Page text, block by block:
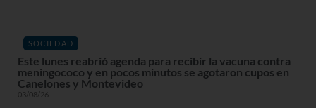
SOCIEDAD
Este lunes reabrió agenda para recibir la vacuna contra
meningococo y en pocos minutos se agotaron cupos en
Canelones y Montevideo
03/08/26